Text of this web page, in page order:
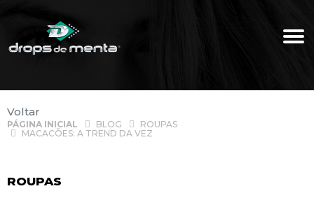
PÁGINA INICIAL BLOG
ROUPAS
MACACÕES: A TREND DA VEZ
Voltar
ROUPAS